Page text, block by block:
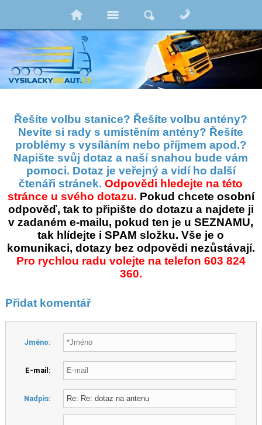
Řešíte volbu stanice? Řešíte volbu antény?
Nevíte si rady s umístěním antény? Řešíte
problémy s vysíláním nebo příjmem apod.?
Napište svůj dotaz a naší snahou bude vám
pomoci. Dotaz je veřejný a vidí ho další
čtenáři stránek.Odpovědi hledejte na této
stránce u svého dotazu. Pokud chcete osobní
odpověď, tak to připište do dotazu a najdete ji
v zadaném e-mailu, pokud ten je u SEZNAMU,
tak hlídejte i SPAM složku. Vše je o
komunikaci, dotazy bez odpovědi nezůstávají.
Pro rychlou radu volejte na telefon 603 824
360.
Přidat komentář
Jméno:
E-mail:
Nadpis: